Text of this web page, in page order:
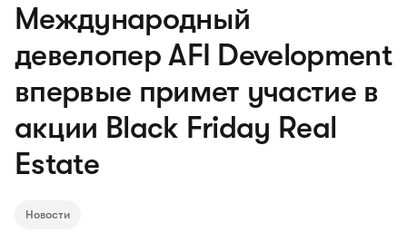
Международный
девелопер AFI Development
впервые примет участие в
акции Black Friday Real
Estate
Новости